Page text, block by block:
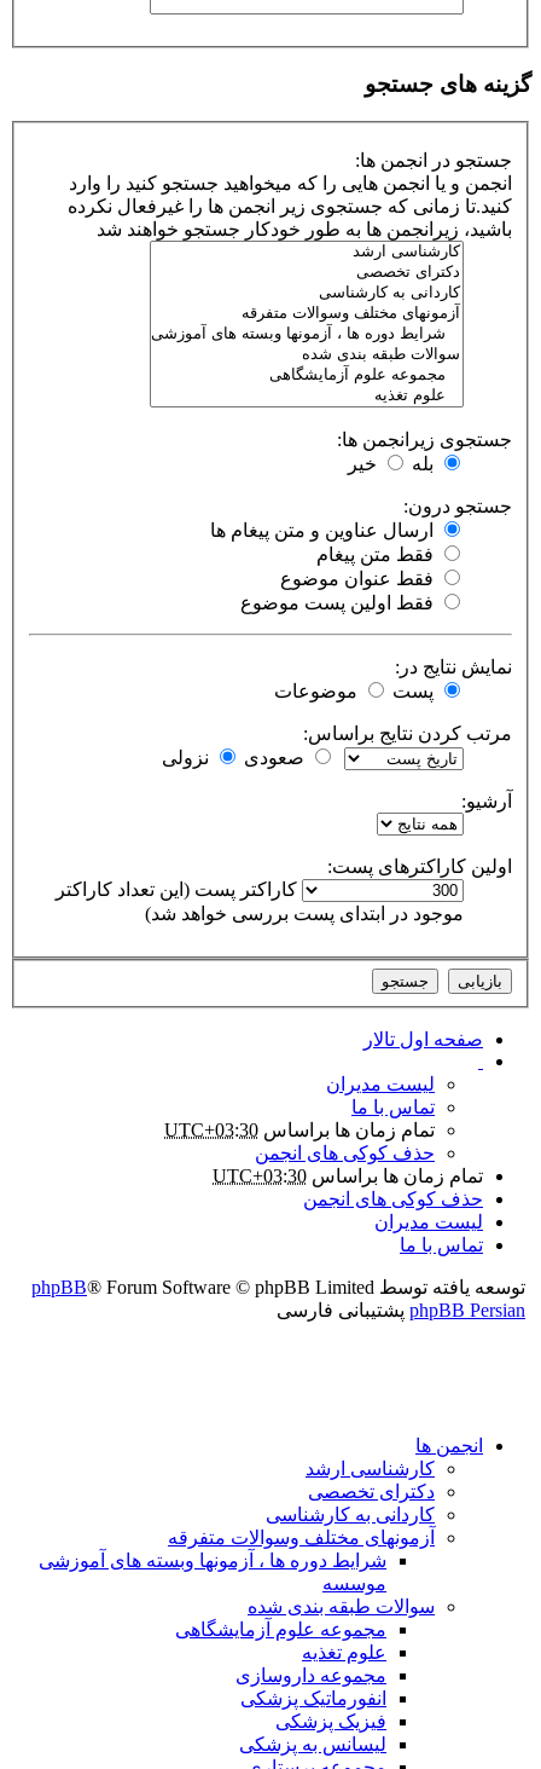
گزینه های جستجو
جستجو در انجمن ها:
انجمن و یا انجمن هایی را که میخواهید جستجو کنید را وارد
کنید.تا زمانی که جستجوی زیر انجمن ها را غیرفعال نکرده
باشید، زیرانجمن ها به طور خودکار جستجو خواهند شد
جستجوی زیرانجمن ها:
بله
خیر
جستجو درون:
ارسال عناوین و متن پیغام ها
فقط متن پیغام
فقط عنوان موضوع
فقط اولین پست موضوع
نمایش نتایج در:
پست
موضوعات
مرتب کردن نتایج براساس:
صعودی
نزولی
آرشیو:
اولین کاراکترهای پست:
کاراکتر پست (این تعداد کاراکتر
موجود در ابتدای پست بررسی خواهد شد)
صفحه اول تالار
لیست مدیران
تماس با ما
تمام زمان ها براساس UTC+03:30
حذف کوکی های انجمن
تمام زمان ها براساس UTC+03:30
حذف کوکی های انجمن
لیست مدیران
تماس با ما
توسعه یافته توسط phpBB® Forum Software © phpBB Limited
phpBB Persian پشتیبانی فارسی
انجمن ها
کارشناسی ارشد
دکترای تخصصی
کاردانی به کارشناسی
آزمونهای مختلف وسوالات متفرقه
شرایط دوره ها ، آزمونها وبسته های آموزشی
موسسه
سوالات طبقه بندی شده
مجموعه علوم آزمایشگاهی
علوم تغذیه
مجموعه داروسازی
انفورماتیک پزشکی
فیزیک پزشکی
لیسانس به پزشکی